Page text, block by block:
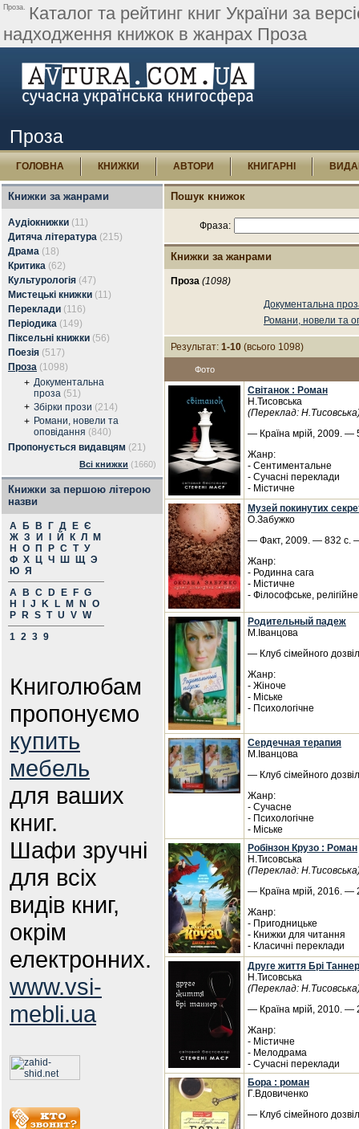
Проза. Каталог та рейтинг книг України за
надходження книжок в жанрах Проза
Проза
ГОЛОВНА КНИЖКИ АВТОРИ КНИГАРНІ
Книжки за жанрами
Аудіокнижки (11)
Дитяча література (215)
Драма (18)
Критика (62)
Культурологія (47)
Мистецькі книжки (11)
Переклади (116)
Періодика (149)
Піксельні книжки (56)
Поезія (517)
Проза (1098)
+ Документальна
проза (51)
+ Збірки прози (214)
+ Романи, новели та
оповідання (840)
Пропонується видавцям (21)
Всі книжки (1660)
Книжки за першою літерою
назви
А Б В Г Д Е Є
Ж З И Й К Л
М
Н
О П Р С Т У
Ф Х Ц Ч Ш Щ Э
Ю Я
A
B C D E F G
H
J K L M N
O
P
R S T U V W
1 2 3 9
Книголюбам
пропонуємо
купить
мебель
для ваших
книг.
Шафи зручні
для всіх
видів книг,
окрім
електронних.
www.vsi-
mebli.ua
Пошук книжок
Фраза:
Книжки за жанрами
Проза (1098)
Документальна
Романи, новели та
Результат: 1-10 (всього 1098)
Фото
Світанок : Роман
Н.Тисовська
(Переклад:
— Країна мрій, 2009. —
Жанр:
- Сентиментальне
- Сучасні переклади
- Містичне
Музей покинутих
О.Забужко
— Факт, 2009. — 832 с.
Жанр:
- Родинна сага
- Містичне
- Філософське, релігійне
Родительный падеж
М.Іванцова
— Клуб сімейного
Жанр:
- Жіноче
- Міське
- Психологічне
Сердечная терапия
М.Іванцова
— Клуб сімейного
Жанр:
- Сучасне
- Психологічне
- Міське
Робінзон Крузо : Роман
Н.Тисовська
(Переклад:
— Країна мрій, 2016. —
Жанр:
- Пригодницьке
- Книжки для читання
- Класичні переклади
Друге життя Брі
Н.Тисовська
(Переклад:
— Країна мрій, 2010. —
Жанр:
- Містичне
- Мелодрама
- Сучасні переклади
Бора : роман
Г.Вдовиченко
— Клуб сімейного